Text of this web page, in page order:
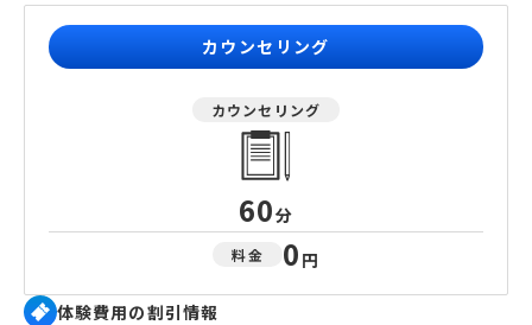
カウンセリング
カウンセリング
60分
料金 0 円
体験費用の割引情報